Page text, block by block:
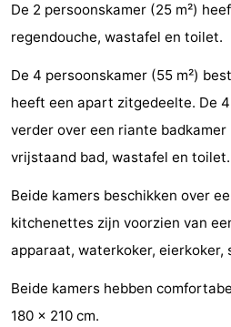
Duin
Voir
faire
d'intérêt
-
Musées
-
Monuments
-
Églises
-
Phares
De 2 persoonskamer (25 m²)
regendouche, wastafel en toilet.
De 4 persoonskamer (55 m²)
heeft een apart zitgedeelte. De
verder over een riante
vrijstaand bad, wastafel en toilet.
Beide kamers beschikken over
kitchenettes zijn voorzien van
apparaat, waterkoker, eierkoker,
Beide kamers hebben
180 x 210 cm.